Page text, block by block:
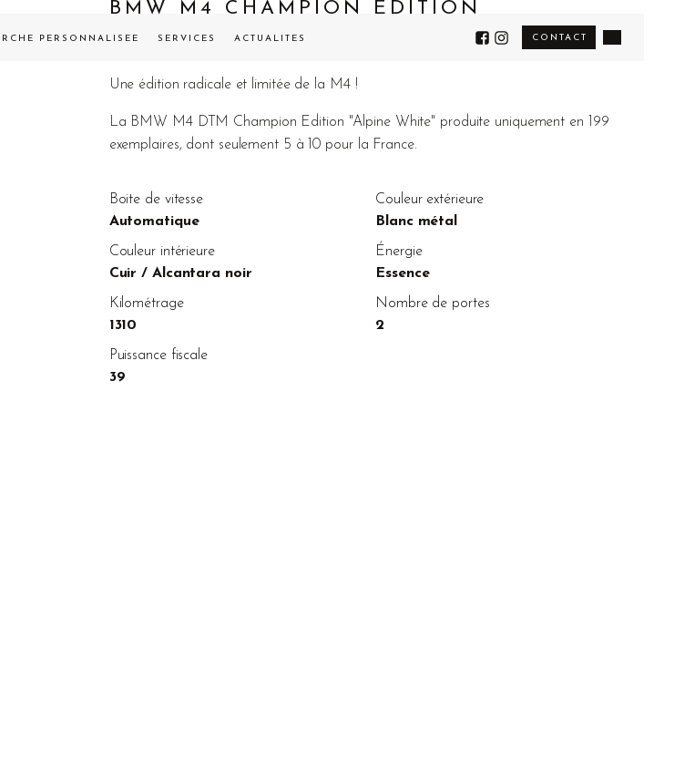
PERSONNALISÉE SERVICES ACTUALITÉS CONTACT
BMW M4 CHAMPION EDITION
VENDUE
Boite de vitesse
Automatique
Couleur extérieure
Blanc métal
Couleur intérieure
Cuir / Alcantara noir
Énergie
Essence
Kilométrage
1310
Nombre de portes
2
Puissance fiscale
39
Une édition radicale et limitée de la M4 !
La BMW M4 DTM Champion Edition "Alpine White" produite uniquement en 199
exemplaires, dont seulement 5 à 10 pour la France.